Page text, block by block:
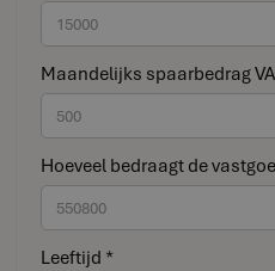
Maandelijks spaarbedrag
Hoeveel bedraagt de
Leeftijd *